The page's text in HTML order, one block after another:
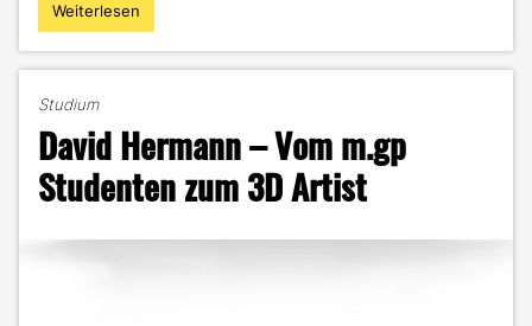
"Animationsfilme
und
–
Bernadette
Tshiang
Tshiananga
Portrait"
Weiterlesen
Studium
David Hermann – Vom m.gp
Studenten zum 3D Artist